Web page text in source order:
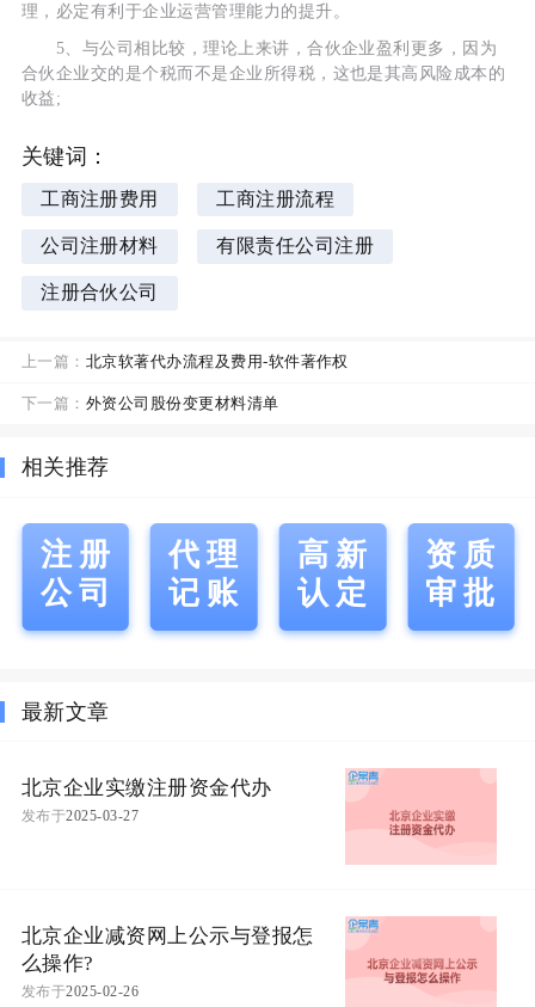
理，必定有利于企业运营管理能力的提升。
5、与公司相比较，理论上来讲，合伙企业盈利更多，因为
合伙企业交的是个税而不是企业所得税，这也是其高风险成本的
收益;
关键词：
工商注册费用 工商注册流程
公司注册材料 有限责任公司注册
注册合伙公司
上一篇： 北京软著代办流程及费用-软件著作权
下一篇： 外资公司股份变更材料清单
相关推荐
注册
公司
代理
记账
高新
认定
资质
审批
最新文章
北京企业实缴注册资金代办
发布于2025-03-27
北京企业减资网上公示与登报怎
么操作?
发布于2025-02-26